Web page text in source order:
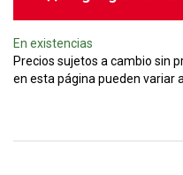
En existencias
Precios sujetos a cambio sin
en esta página pueden variar